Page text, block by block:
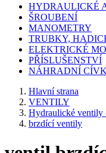
HYDRAULICKÉ
ŠROUBENÍ
MANOMETRY
TRUBKY,
ELEKTRICKÉ
PŘÍSLUŠENSTVÍ
NÁHRADNÍ
Hlavní strana
VENTILY
Hydraulické ventily
brzdící ventily